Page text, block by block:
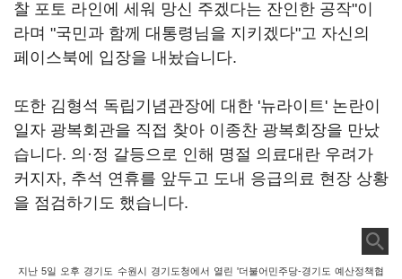
찰 포토 라인에 세워 망신 주겠다는 잔인한 공작"이
라며 "국민과 함께 대통령님을 지키겠다"고 자신의
페이스북에 입장을 내놨습니다.
또한 김형석 독립기념관장에 대한 '뉴라이트' 논란이
일자 광복회관을 직접 찾아 이종찬 광복회장을 만났
습니다. 의·정 갈등으로 인해 명절 의료대란 우려가
커지자, 추석 연휴를 앞두고 도내 응급의료 현장 상황
을 점검하기도 했습니다.
지난 5일 오후 경기도 수원시 경기도청에서 열린 '더불어민주당-경기도 예산정책협